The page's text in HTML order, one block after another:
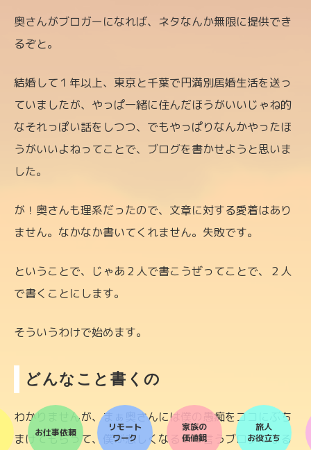
奥さんがブロガーになれば、ネタなんか無限に提供でき
るぞと。
結婚して１年以上、東京と千葉で円満別居婚生活を送っ
ていましたが、やっぱ一緒に住んだほうがいいじゃね的
なそれっぽい話をしつつ、でもやっぱりなんかやったほ
うがいいよねってことで、ブログを書かせようと思いま
した。
が！奥さんも理系だったので、文章に対する愛着はあり
ません。なかなか書いてくれません。失敗です。
ということで、じゃあ２人で書こうぜってことで、２人
で書くことにします。
そういうわけで始めます。
どんなこと書くの
わかりませんが、まぁ奥さんには僕の愚痴をココにぶち
まけてもらって、僕が悲しくなるって言うブログになる
お仕事依頼
リモート
ワーク
家族の
価値観
旅人
お役立ち